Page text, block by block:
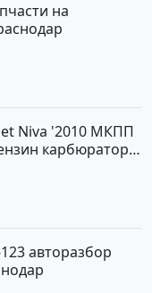
на
Niva '2010 МКПП
карбюратор
авторазбор